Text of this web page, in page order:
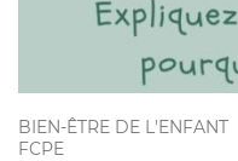
BIEN-ÊTRE DE L'ENFANT
FCPE